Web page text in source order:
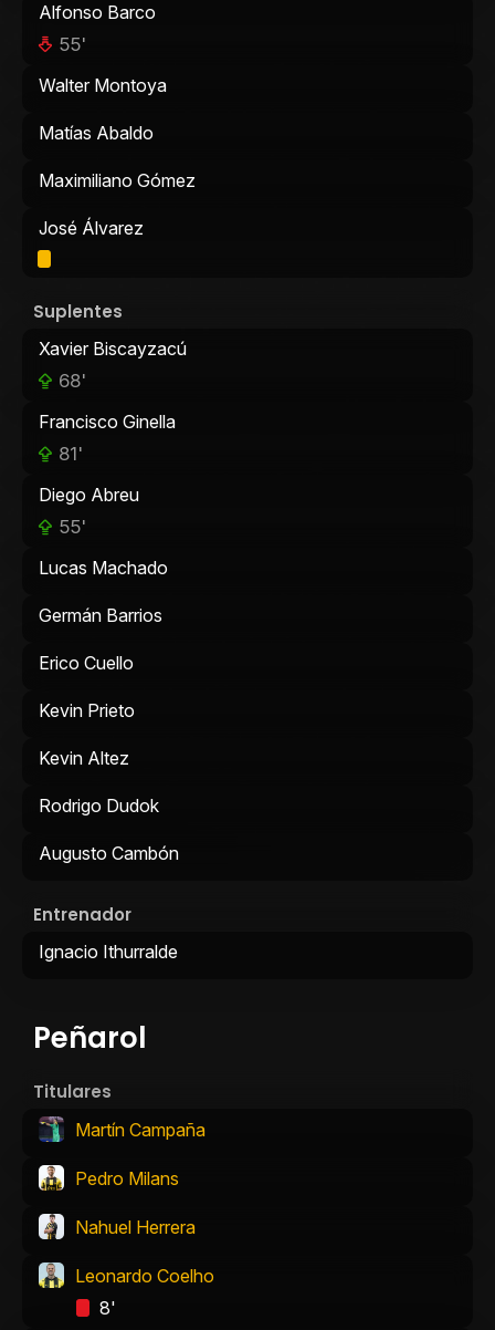
Peñarol
Titulares
Martín Campaña
Pedro Milans
Nahuel Herrera
Leonardo Coelho
8'
Alfonso Barco
55'
Walter Montoya
Matías Abaldo
Maximiliano Gómez
José Álvarez
Suplentes
Xavier Biscayzacú
68'
Francisco Ginella
81'
Diego Abreu
55'
Lucas Machado
Germán Barrios
Erico Cuello
Kevin Prieto
Kevin Altez
Rodrigo Dudok
Augusto Cambón
Entrenador
Ignacio Ithurralde